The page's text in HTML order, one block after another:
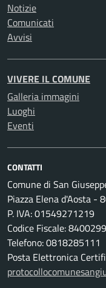
Notizie
Comunicati
Avvisi
VIVERE IL COMUNE
Galleria immagini
Luoghi
Eventi
CONTATTI
Comune di San
Piazza Elena d'Aosta -
P. IVA: 01549271219
Codice Fiscale:
Telefono: 0818285111
Posta Elettronica